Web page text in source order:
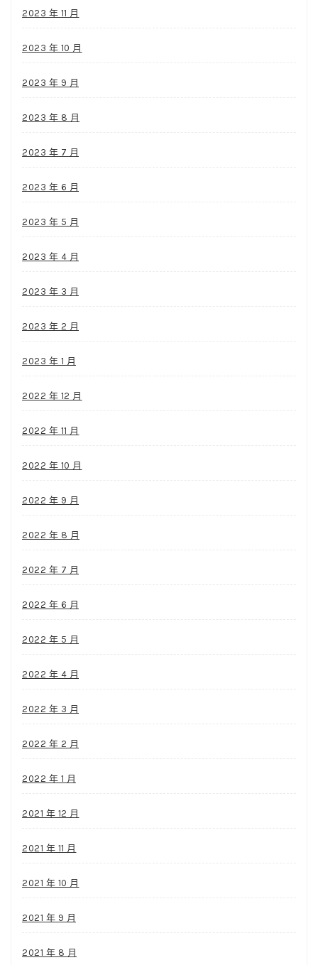
2023 年 11 月
2023 年 10 月
2023 年 9 月
2023 年 8 月
2023 年 7 月
2023 年 6 月
2023 年 5 月
2023 年 4 月
2023 年 3 月
2023 年 2 月
2023 年 1 月
2022 年 12 月
2022 年 11 月
2022 年 10 月
2022 年 9 月
2022 年 8 月
2022 年 7 月
2022 年 6 月
2022 年 5 月
2022 年 4 月
2022 年 3 月
2022 年 2 月
2022 年 1 月
2021 年 12 月
2021 年 11 月
2021 年 10 月
2021 年 9 月
2021 年 8 月